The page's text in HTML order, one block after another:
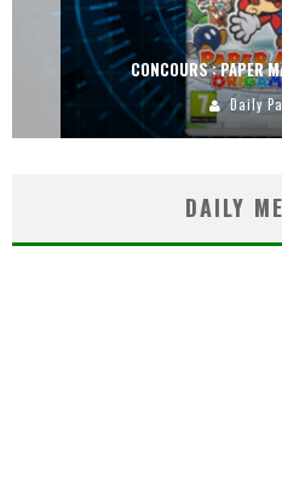
CONCOURS : PAPER
Daily
DAILY